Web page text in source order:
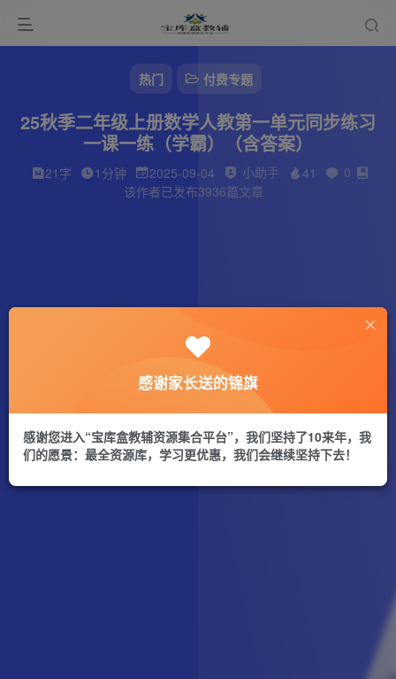
热门 付费专题
25秋季二年级上册数学人教第一单元同步练习
一课一练（学霸）（含答案）
21字 1分钟 2025-09-04 小助手 41
0
该作者已发布3936篇文章
感谢家长送的锦旗
感谢您进入“宝库盒教辅资源集合平台”，我们坚持了10来年，我
们的愿景：最全资源库，学习更优惠，我们会继续坚持下去！